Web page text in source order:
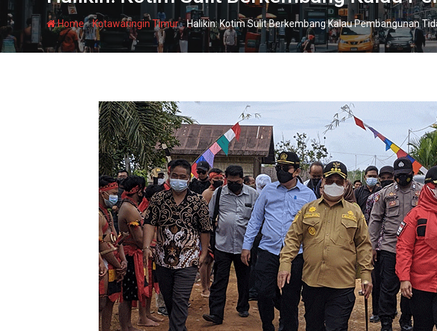
Home-Kotawaringin Timur-Halikin: Kotim Sulit Berkembang Kalau Pembangunan